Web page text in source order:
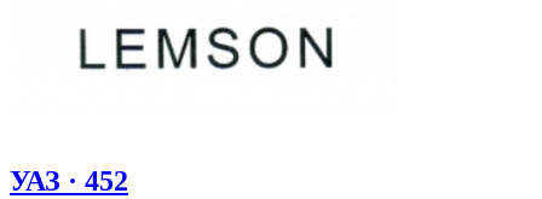
УАЗ · 452